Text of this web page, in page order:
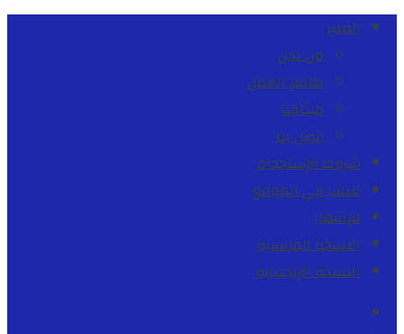
المنبر
من نحن
طاقم العمل
ميثاقنا
اتصل بنا
شروط الإستخدام
للنشر في الموقع
للإشهار
النسخة الفرنسية
النسخة الإنجليزية